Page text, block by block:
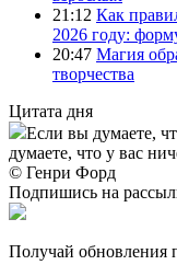
21:12 Как
2026 году:
20:47 Магия
творчества
Цитата дня
Если вы думаете,
думаете, что у вас
© Генри Форд
Подпишись на
Получай обновления